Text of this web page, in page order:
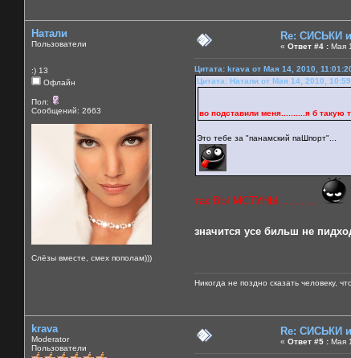
Натали
Пользователи
:) 13
Офлайн
Пол:
Сообщений: 2663
Слёзы вместе, смех пополам)))
Re: СИСЬКИ
« Ответ #4 : Мая
Цитата: krava от Мая 14, 2010,
Цитата: Натали от Мая 14, 2010,
во подставили меня..........я б такую
Это тебе за "панамский паШпорт"...
так ВЫ МСТУНЫ............
значится усе бильш не
Никогда не поздно сказать человеку,
krava
Moderator
Пользователи
Re: СИСЬКИ
« Ответ #5 : Мая